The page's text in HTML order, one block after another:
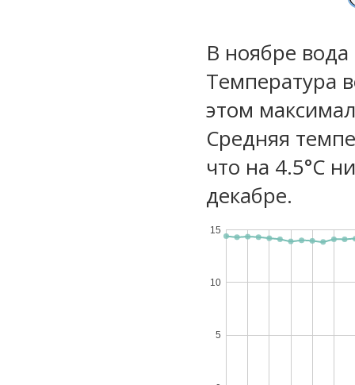
В ноябре
Температура
этом
Средняя
что на 4.5°C
декабре.
5
10
15